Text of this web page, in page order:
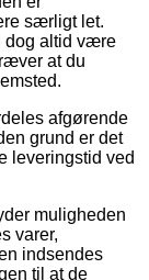
særligt let.
dog altid være
at du
afgørende
grund er det
leveringstid ved
muligheden
varer,
indsendes
til at de